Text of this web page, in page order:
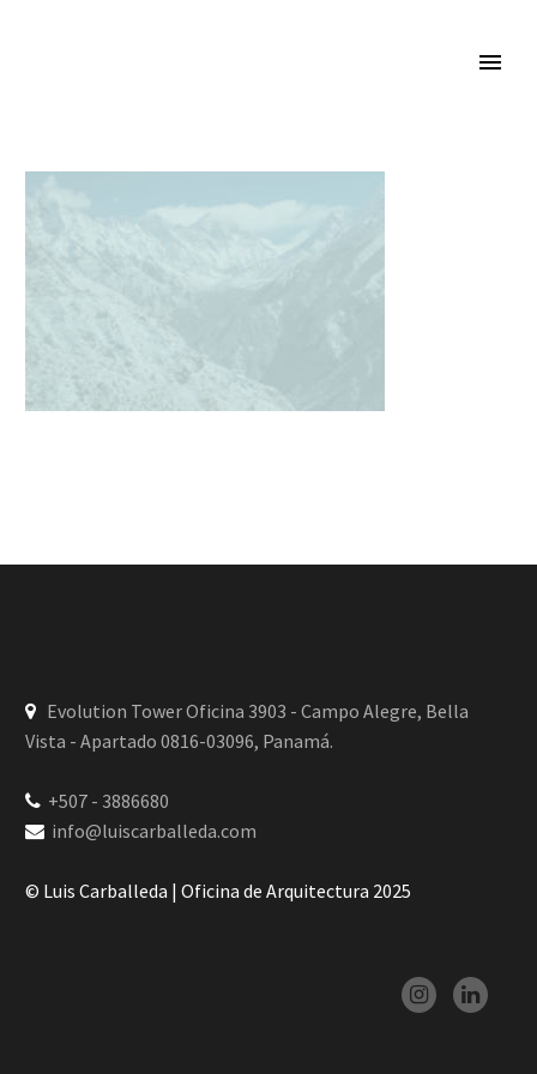
Evolution Tower Oficina 3903 - Campo Alegre, Bella
Vista - Apartado 0816-03096, Panamá.
+507 - 3886680
info@luiscarballeda.com
© Luis Carballeda | Oficina de Arquitectura 2025